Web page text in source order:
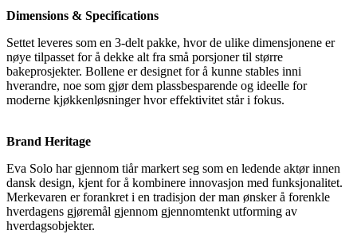
Dimensions & Specifications
Settet leveres som en 3-delt pakke, hvor de ulike dimensjonene er
nøye tilpasset for å dekke alt fra små porsjoner til større
bakeprosjekter. Bollene er designet for å kunne stables inni
hverandre, noe som gjør dem plassbesparende og ideelle for
moderne kjøkkenløsninger hvor effektivitet står i fokus.
Brand Heritage
Eva Solo har gjennom tiår markert seg som en ledende aktør innen
dansk design, kjent for å kombinere innovasjon med funksjonalitet.
Merkevaren er forankret i en tradisjon der man ønsker å forenkle
hverdagens gjøremål gjennom gjennomtenkt utforming av
hverdagsobjekter.